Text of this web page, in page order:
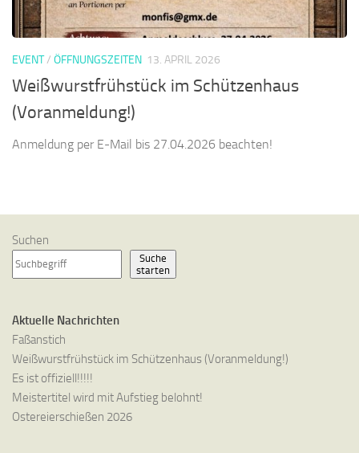
EVENT/ ÖFFNUNGSZEITEN 13. APRIL 2026
Weißwurstfrühstück im Schützenhaus
(Voranmeldung!)
Anmeldung per E-Mail bis 27.04.2026 beachten!
Suchen
Suche
starten
Aktuelle Nachrichten
Faßanstich
Weißwurstfrühstück im Schützenhaus (Voranmeldung!)
Es ist offiziell!!!!!
Meistertitel wird mit Aufstieg belohnt!
Ostereierschießen 2026